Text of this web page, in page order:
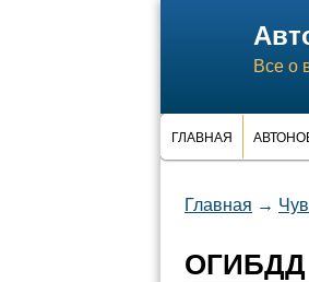
Все о
ГЛАВНАЯ
Главная →
ОГИБДД